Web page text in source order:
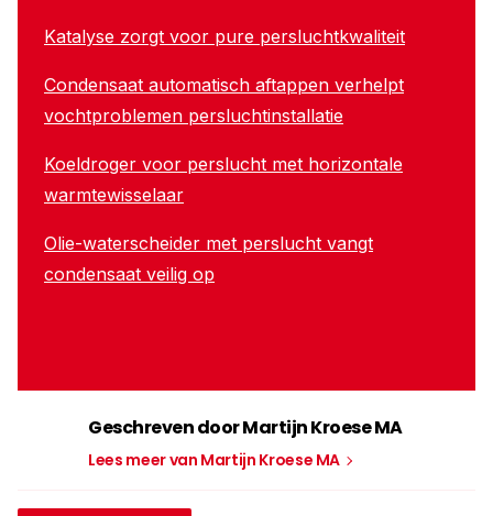
Katalyse zorgt voor pure persluchtkwaliteit
Condensaat automatisch aftappen verhelpt
vochtproblemen persluchtinstallatie
Koeldroger voor perslucht met horizontale
warmtewisselaar
Olie-waterscheider met perslucht vangt
condensaat veilig op
Geschreven door Martijn Kroese MA
Lees meer van Martijn Kroese MA